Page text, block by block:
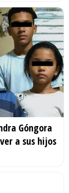
Góngora
a sus hijos